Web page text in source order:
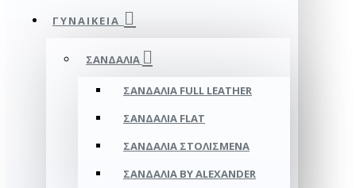
ΓΥΝΑΙΚΕΊΑ
ΣΑΝΔΆΛΙΑ
ΣΑΝΔΆΛΙΑ FULL LEATHER
ΣΑΝΔΆΛΙΑ FLAT
ΣΑΝΔΆΛΙΑ ΣΤΟΛΙΣΜΈΝΑ
ΣΑΝΔΆΛΙΑ BY ALEXANDER